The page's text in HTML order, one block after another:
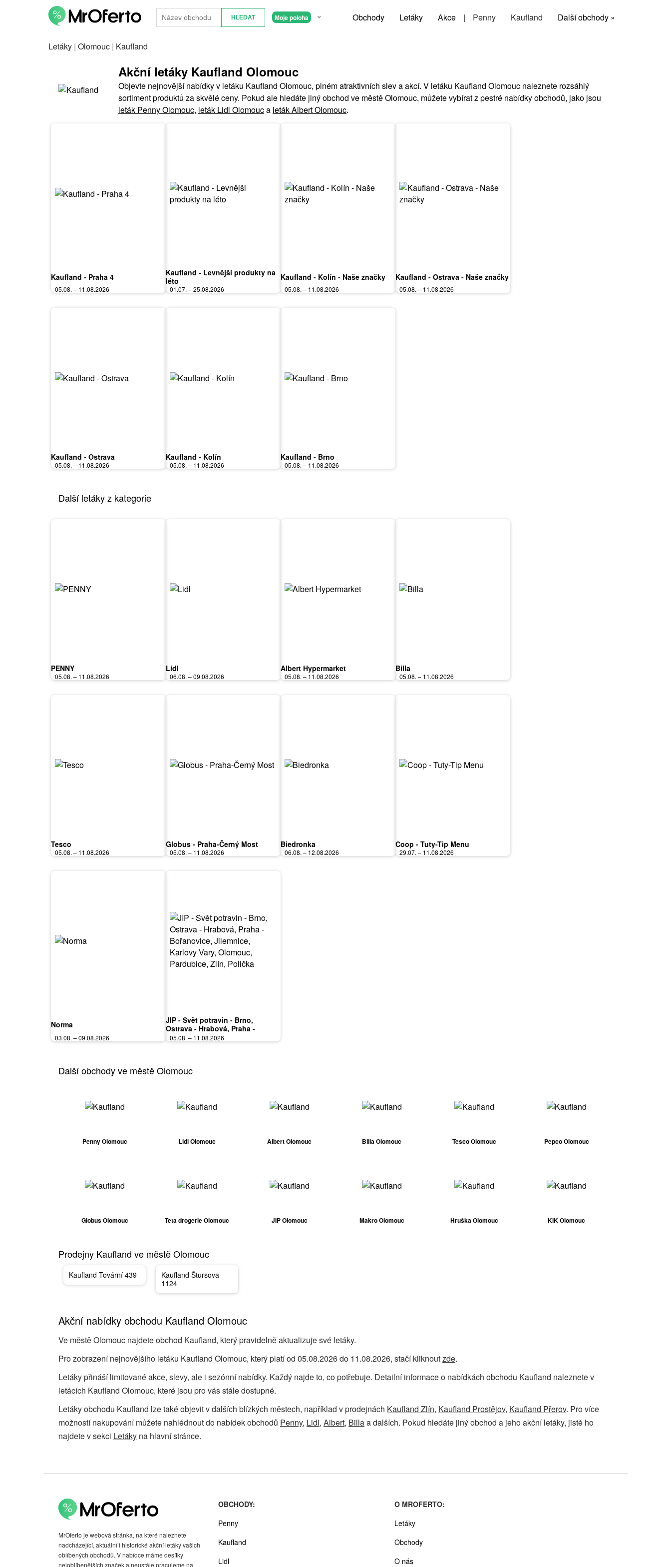
Moje poloha Obchody Letáky Akce | Penny Kaufland Další obchody »
Letáky | Olomouc | Kaufland
Akční letáky Kaufland Olomouc
Objevte nejnovější nabídky v letáku Kaufland Olomouc, plném atraktivních slev a akcí. V letáku Kaufland Olomouc naleznete rozsáhlý
sortiment produktů za skvělé ceny. Pokud ale hledáte jiný obchod ve městě Olomouc, můžete vybírat z pestré nabídky obchodů, jako jsou
leták Penny Olomouc, leták Lidl Olomouca leták Albert Olomouc.
Kaufland - Praha 4
05.08. – 11.08.2026
Kaufland - Levnějši produkty na
léto
01.07. – 25.08.2026
Kaufland - Kolín - Naše značky
05.08. – 11.08.2026
Kaufland - Ostrava - Naše značky
05.08. – 11.08.2026
Kaufland - Ostrava
05.08. – 11.08.2026
Kaufland - Kolín
05.08. – 11.08.2026
Kaufland - Brno
05.08. – 11.08.2026
Další letáky z kategorie
PENNY
05.08. – 11.08.2026
Lidl
06.08. – 09.08.2026
Albert Hypermarket
05.08. – 11.08.2026
Billa
05.08. – 11.08.2026
Tesco
05.08. – 11.08.2026
Globus - Praha-Černý Most
05.08. – 11.08.2026
Biedronka
06.08. – 12.08.2026
Coop - Tuty-Tip Menu
29.07. – 11.08.2026
Norma
03.08. – 09.08.2026
JIP - Svět potravin - Brno,
Ostrava - Hrabová, Praha -
Bořanovice, Jilemnice, Karlovy
Vary, Olomouc, Pardubice, Zlín,
05.08. – 11.08.2026
Další obchody ve městě Olomouc
Penny Olomouc Lidl Olomouc Albert Olomouc Billa Olomouc Tesco Olomouc Pepco Olomouc
Globus Olomouc Teta drogerie Olomouc JIP Olomouc Makro Olomouc Hruška Olomouc KiK Olomouc
Prodejny Kaufland ve městě Olomouc
Kaufland Tovární 439
Kaufland Štursova
1124
Akční nabídky obchodu Kaufland Olomouc
Ve městě Olomouc najdete obchod Kaufland, který pravidelně aktualizuje své letáky.
Pro zobrazení nejnovějšího letáku Kaufland Olomouc, který platí od 05.08.2026 do 11.08.2026, stačí kliknoutzde.
Letáky přináší limitované akce, slevy, ale i sezónní nabídky. Každý najde to, co potřebuje. Detailní informace o nabídkách obchodu Kaufland naleznete v
letácích Kaufland Olomouc, které jsou pro vás stále dostupné.
Letáky obchodu Kaufland lze také objevit v dalších blízkých městech, například v prodejnách Kaufland Zlín, Kaufland Prostějov, Kaufland Přerov. Pro více
možností nakupování můžete nahlédnout do nabídek obchodů Penny, Lidl, Albert, Billaa dalších. Pokud hledáte jiný obchod a jeho akční letáky, jistě ho
najdete v sekci Letáky na hlavní stránce.
MrOferto je webová stránka, na které naleznete
nadcházející, aktuální i historické akční letáky vašich
oblíbených obchodů. V nabídce máme desítky
nejoblíbenějších značek a neustále pracujeme na
OBCHODY:
Penny
Kaufland
Lidl
O MROFERTO:
Letáky
Obchody
O nás